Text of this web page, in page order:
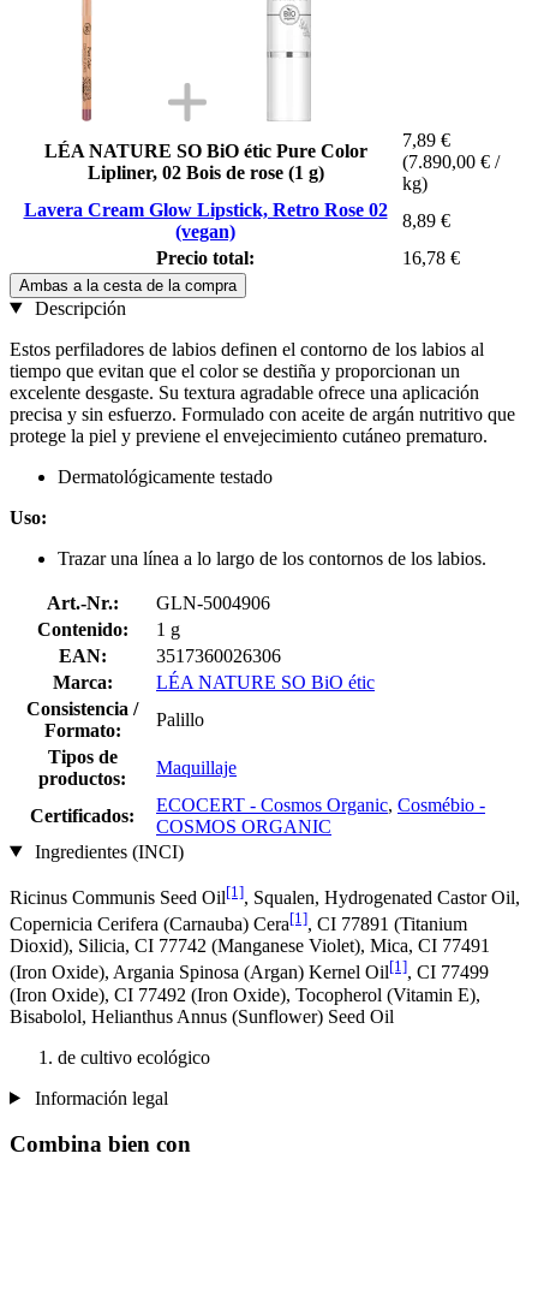
LÉA NATURE SO BiO étic Pure Color
Lipliner, 02 Bois de rose (1 g)
7,89 €
(7.890,00 € /
kg)
Lavera Cream Glow Lipstick, Retro Rose 02
(vegan)
8,89 €
Precio total:
16,78 €
Ambas a la cesta de la compra
Descripción
Estos perfiladores de labios definen el contorno de los labios al
tiempo que evitan que el color se destiña y proporcionan un
excelente desgaste. Su textura agradable ofrece una aplicación
precisa y sin esfuerzo. Formulado con aceite de argán nutritivo que
protege la piel y previene el envejecimiento cutáneo prematuro.
Dermatológicamente testado
Uso:
Trazar una línea a lo largo de los contornos de los labios.
Art.-Nr.:
GLN-5004906
Contenido:
1 g
EAN:
3517360026306
Marca:
LÉA NATURE SO BiO étic
Consistencia /
Formato:
Palillo
Tipos de
productos:
Maquillaje
Certificados:
ECOCERT - Cosmos Organic, Cosmébio -
COSMOS ORGANIC
Ingredientes (INCI)
Ricinus Communis Seed Oil[1], Squalen, Hydrogenated Castor Oil,
Copernicia Cerifera (Carnauba) Cera[1], CI 77891 (Titanium
Dioxid), Silicia, CI 77742 (Manganese Violet), Mica, CI 77491
(Iron Oxide), Argania Spinosa (Argan) Kernel Oil[1], CI 77499
(Iron Oxide), CI 77492 (Iron Oxide), Tocopherol (Vitamin E),
Bisabolol, Helianthus Annus (Sunflower) Seed Oil
de cultivo ecológico
Información legal
Combina bien con